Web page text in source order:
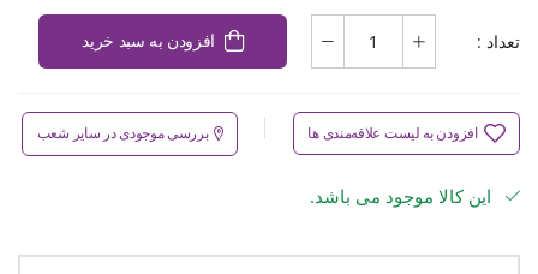
تعداد : افزودن به سبد خرید
افزودن به لیست علاقه‌مندی ها بررسی موجودی در سایر شعب
این کالا موجود می باشد.